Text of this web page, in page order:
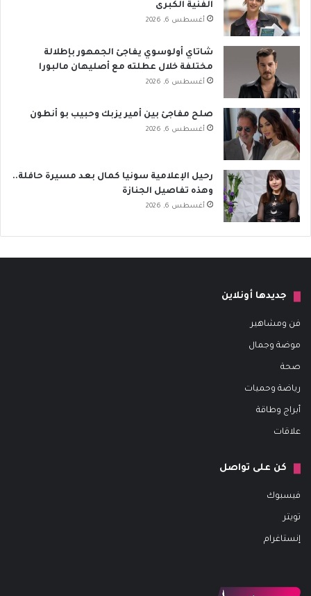
الفنية الكبرى
أغسطس 6, 2026
شاتاي أولوسوي يفاجئ الجمهور بإطلالة
مختلفة خلال عطلته مع أصليهان مالبورا
أغسطس 6, 2026
صلح مفاجئ بين أمير يزبك وحبيب بو أنطون
أغسطس 6, 2026
رحيل الإعلامية سونيا كمال بعد مسيرة حافلة..
وهذه تفاصيل الجنازة
أغسطس 6, 2026
جديدها أونلاين
فن ومشاهير
موضة وجمال
صحة
رياضة وحميات
أبراج وطاقة
علاقات
كن على تواصل
فيسبوك
تويتر
إنستاغرام